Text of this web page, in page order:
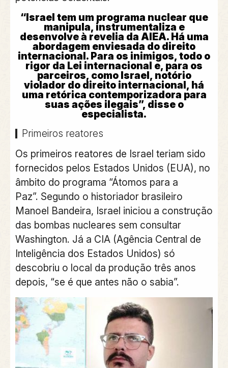
“Israel tem um programa nuclear que
manipula, instrumentaliza e
desenvolve à revelia da AIEA. Há uma
abordagem enviesada do direito
internacional. Para os inimigos, todo o
rigor da Lei internacional e, para os
parceiros, como Israel, notório
violador do direito internacional, há
uma retórica contemporizadora para
suas ações ilegais”, disse o
especialista.
Primeiros reatores
Os primeiros reatores de Israel teriam sido
fornecidos pelos Estados Unidos (EUA), no
âmbito do programa “Átomos para a
Paz”. Segundo o historiador brasileiro
Manoel Bandeira, Israel iniciou a construção
das bombas nucleares sem consultar
Washington. Já a CIA (Agência Central de
Inteligência dos Estados Unidos) só
descobriu o local da produção três anos
depois, “se é que antes não o sabia”.